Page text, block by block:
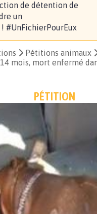
de détention de
un
#UnFichierPourEux
Pétitions animaux
mois, mort enfermé
PÉTITION